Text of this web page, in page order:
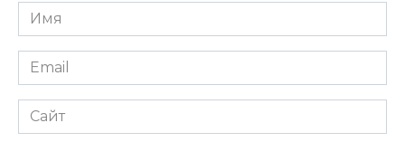
Имя
*
Email
*
Сайт